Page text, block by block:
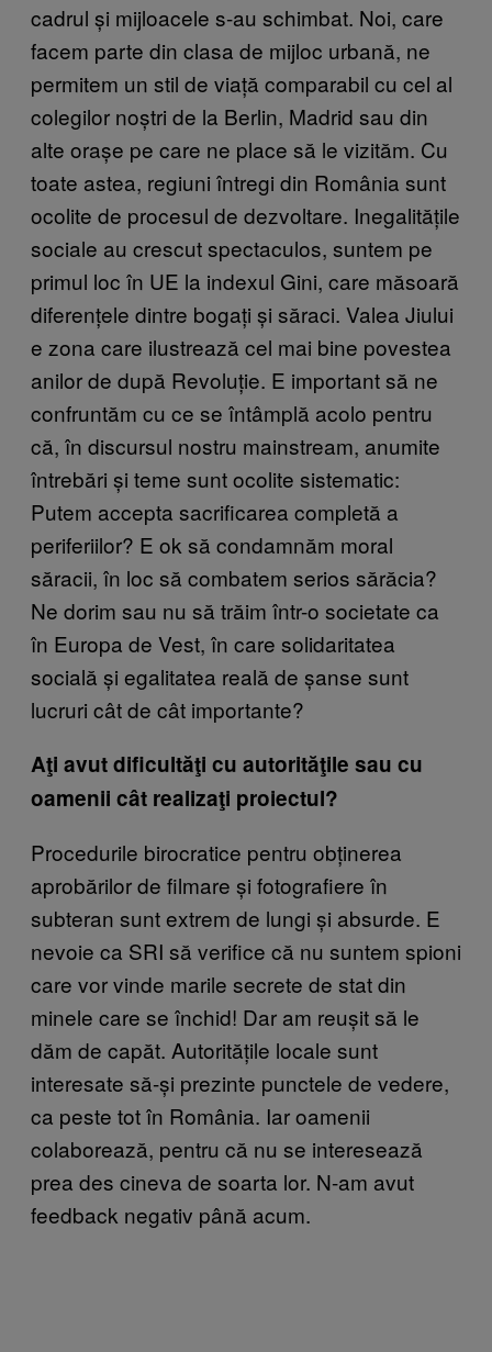
cadrul și mijloacele s-au schimbat. Noi, care
facem parte din clasa de mijloc urbană, ne
permitem un stil de viață comparabil cu cel al
colegilor noștri de la Berlin, Madrid sau din
alte orașe pe care ne place să le vizităm. Cu
toate astea, regiuni întregi din România sunt
ocolite de procesul de dezvoltare. Inegalitățile
sociale au crescut spectaculos, suntem pe
primul loc în UE la indexul Gini, care măsoară
diferențele dintre bogați și săraci. Valea Jiului
e zona care ilustrează cel mai bine povestea
anilor de după Revoluție. E important să ne
confruntăm cu ce se întâmplă acolo pentru
că, în discursul nostru mainstream, anumite
întrebări și teme sunt ocolite sistematic:
Putem accepta sacrificarea completă a
periferiilor? E ok să condamnăm moral
săracii, în loc să combatem serios sărăcia?
Ne dorim sau nu să trăim într-o societate ca
în Europa de Vest, în care solidaritatea
socială și egalitatea reală de șanse sunt
lucruri cât de cât importante?
Aţi avut dificultăţi cu autorităţile sau cu
oamenii cât realizaţi proiectul?
Procedurile birocratice pentru obținerea
aprobărilor de filmare și fotografiere în
subteran sunt extrem de lungi și absurde. E
nevoie ca SRI să verifice că nu suntem spioni
care vor vinde marile secrete de stat din
minele care se închid! Dar am reușit să le
dăm de capăt. Autoritățile locale sunt
interesate să-și prezinte punctele de vedere,
ca peste tot în România. Iar oamenii
colaborează, pentru că nu se interesează
prea des cineva de soarta lor. N-am avut
feedback negativ până acum.